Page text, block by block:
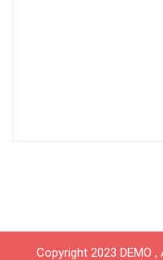
Copyright 2023 DEMO